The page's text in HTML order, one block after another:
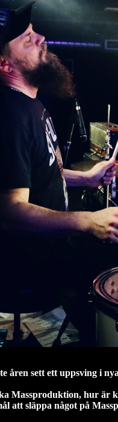
åren sett ett uppsving i
Massproduktion, hur är
att släppa något på